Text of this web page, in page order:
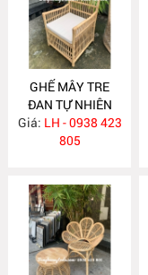
GHẾ MÂY TRE
ĐAN TỰ NHIÊN
MA377
Giá: LH - 0938 423
805